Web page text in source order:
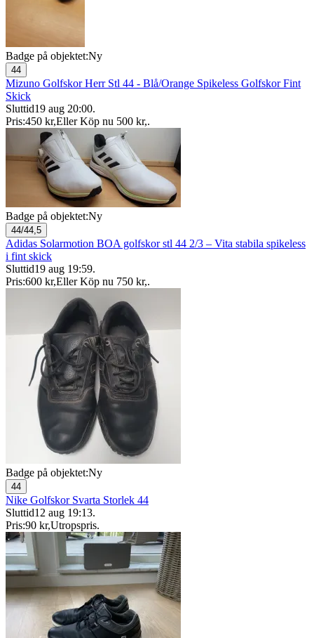
Badge på objektet:Ny
44
Mizuno Golfskor Herr Stl 44 - Blå/Orange Spikeless Golfskor Fint
Skick
Sluttid19 aug 20:00.
Pris:450 kr,Eller Köp nu 500 kr,.
Badge på objektet:Ny
44/44,5
Adidas Solarmotion BOA golfskor stl 44 2/3 – Vita stabila spikeless
i fint skick
Sluttid19 aug 19:59.
Pris:600 kr,Eller Köp nu 750 kr,.
Badge på objektet:Ny
44
Nike Golfskor Svarta Storlek 44
Sluttid12 aug 19:13.
Pris:90 kr,Utropspris.